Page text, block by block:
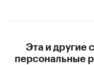
Эта и другие
персональные